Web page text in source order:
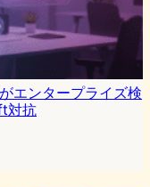
エンタープライズ検
対抗